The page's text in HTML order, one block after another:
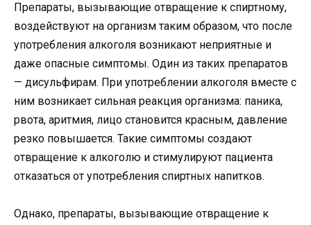
Препараты, вызывающие отвращение к спиртному,
воздействуют на организм таким образом, что после
употребления алкоголя возникают неприятные и
даже опасные симптомы. Один из таких препаратов
— дисульфирам. При употреблении алкоголя вместе с
ним возникает сильная реакция организма: паника,
рвота, аритмия, лицо становится красным, давление
резко повышается. Такие симптомы создают
отвращение к алкоголю и стимулируют пациента
отказаться от употребления спиртных напитков.
Однако, препараты, вызывающие отвращение к